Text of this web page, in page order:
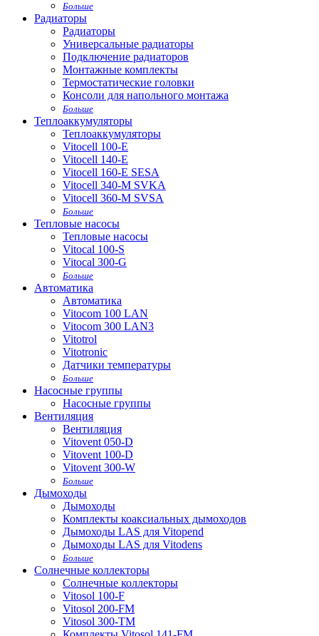
Больше
Радиаторы
Радиаторы
Универсальные радиаторы
Подключение радиаторов
Монтажные комплекты
Термостатические головки
Консоли для напольного монтажа
Больше
Теплоаккумуляторы
Теплоаккумуляторы
Vitocell 100-E
Vitocell 140-E
Vitocell 160-E SESA
Vitocell 340-M SVKA
Vitocell 360-M SVSA
Больше
Тепловые насосы
Тепловые насосы
Vitocal 100-S
Vitocal 300-G
Больше
Автоматика
Автоматика
Vitocom 100 LAN
Vitocom 300 LAN3
Vitotrol
Vitotronic
Датчики температуры
Больше
Насосные группы
Насосные группы
Вентиляция
Вентиляция
Vitovent 050-D
Vitovent 100-D
Vitovent 300-W
Больше
Дымоходы
Дымоходы
Комплекты коаксиальных дымоходов
Дымоходы LAS для Vitopend
Дымоходы LAS для Vitodens
Больше
Солнечные коллекторы
Солнечные коллекторы
Vitosol 100-F
Vitosol 200-FM
Vitosol 300-TM